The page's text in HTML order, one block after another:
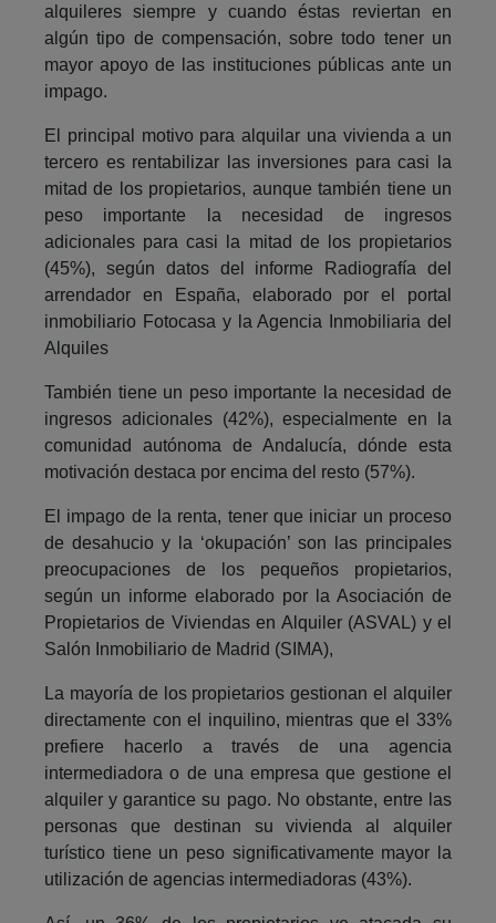
alquileres siempre y cuando éstas reviertan en
algún tipo de compensación, sobre todo tener un
mayor apoyo de las instituciones públicas ante un
impago.
El principal motivo para alquilar una vivienda a un
tercero es rentabilizar las inversiones para casi la
mitad de los propietarios, aunque también tiene un
peso importante la necesidad de ingresos
adicionales para casi la mitad de los propietarios
(45%), según datos del informe Radiografía del
arrendador en España, elaborado por el portal
inmobiliario Fotocasa y la Agencia Inmobiliaria del
Alquiles
También tiene un peso importante la necesidad de
ingresos adicionales (42%), especialmente en la
comunidad autónoma de Andalucía, dónde esta
motivación destaca por encima del resto (57%).
El impago de la renta, tener que iniciar un proceso
de desahucio y la ‘okupación’ son las principales
preocupaciones de los pequeños propietarios,
según un informe elaborado por la Asociación de
Propietarios de Viviendas en Alquiler (ASVAL) y el
Salón Inmobiliario de Madrid (SIMA),
La mayoría de los propietarios gestionan el alquiler
directamente con el inquilino, mientras que el 33%
prefiere hacerlo a través de una agencia
intermediadora o de una empresa que gestione el
alquiler y garantice su pago. No obstante, entre las
personas que destinan su vivienda al alquiler
turístico tiene un peso significativamente mayor la
utilización de agencias intermediadoras (43%).